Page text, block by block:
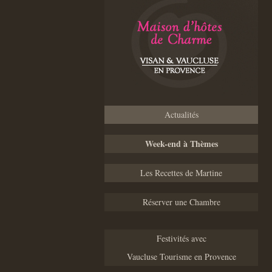
Actualités
Week-end à Thèmes
Les Recettes de Martine
Réserver une Chambre
Festivités avec
Vaucluse Tourisme en Provence